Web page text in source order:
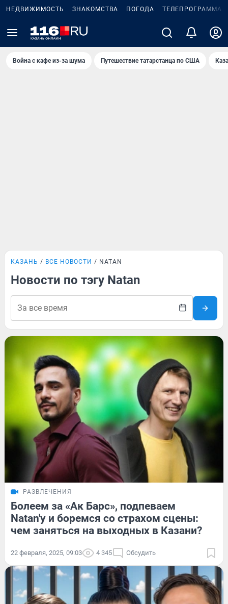
НЕДВИЖИМОСТЬ ЗНАКОМСТВА ПОГОДА ТЕЛЕПРОГРАММА
Война с кафе из-за шума Путешествие татарстанца по США
КАЗАНЬ ВСЕ НОВОСТИ NATAN
Новости по тэгу Natan
РАЗВЛЕЧЕНИЯ
Болеем за «Ак Барс», подпеваем
Natan'у и боремся со страхом сцены:
чем заняться на выходных в Казани?
22 февраля, 2025, 09:03 4 345 Обсудить